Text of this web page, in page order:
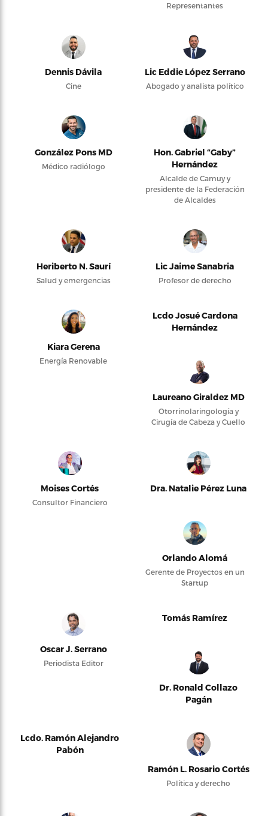
Representantes
Dennis Dávila
Cine
Lic Eddie López Serrano
Abogado y analista político
González Pons MD
Médico radiólogo
Hon. Gabriel “Gaby”
Hernández
Alcalde de Camuy y
presidente de la Federación
de Alcaldes
Heriberto N. Saurí
Salud y emergencias
Lic Jaime Sanabria
Profesor de derecho
Kiara Gerena
Energía Renovable
Lcdo Josué Cardona
Hernández
Laureano Giraldez MD
Otorrinolaringología y
Cirugía de Cabeza y Cuello
Moises Cortés
Consultor Financiero
Dra. Natalie Pérez Luna
Orlando Alomá
Gerente de Proyectos en un
Startup
Oscar J. Serrano
Periodista Editor
Tomás Ramírez
Dr. Ronald Collazo
Pagán
Lcdo. Ramón Alejandro
Pabón
Ramón L. Rosario Cortés
Política y derecho